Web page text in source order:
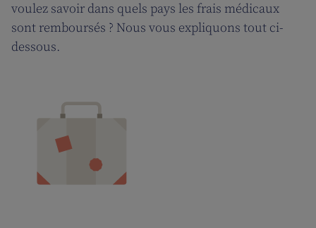
voulez savoir dans quels pays les frais médicaux
sont remboursés ? Nous vous expliquons tout ci-
dessous.